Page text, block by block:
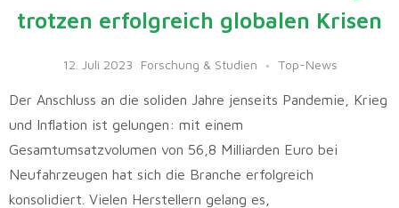
trotzen erfolgreich globalen Krisen
12. Juli 2023 Forschung & Studien Top-News
Der Anschluss an die soliden Jahre jenseits Pandemie, Krieg
und Inflation ist gelungen: mit einem
Gesamtumsatzvolumen von 56,8 Milliarden Euro bei
Neufahrzeugen hat sich die Branche erfolgreich
konsolidiert. Vielen Herstellern gelang es,